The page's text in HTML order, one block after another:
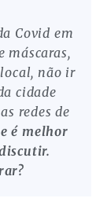
Covid em
máscaras,
não ir
cidade
redes de
é melhor